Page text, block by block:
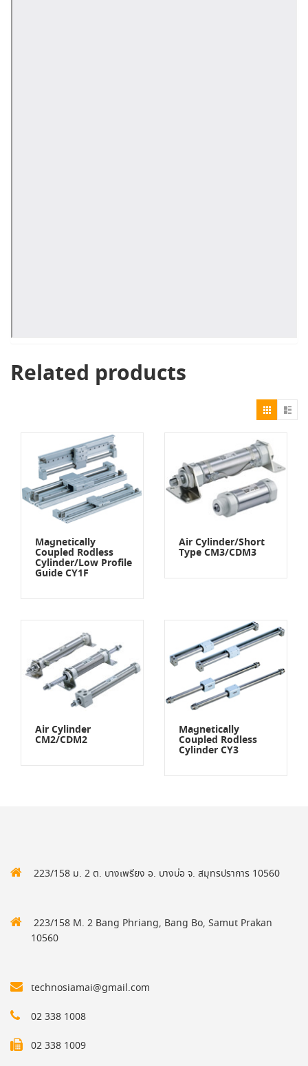
Related products
Magnetically
Coupled Rodless
Cylinder/Low Profile
Guide CY1F
Air Cylinder/Short
Type CM3/CDM3
Air Cylinder
CM2/CDM2
Magnetically
Coupled Rodless
Cylinder CY3
223/158 ม. 2 ต. บางเพรียง อ. บางบ่อ จ. สมุทรปราการ 10560
223/158 M. 2 Bang Phriang, Bang Bo, Samut Prakan
10560
technosiamai@gmail.com
02 338 1008
02 338 1009